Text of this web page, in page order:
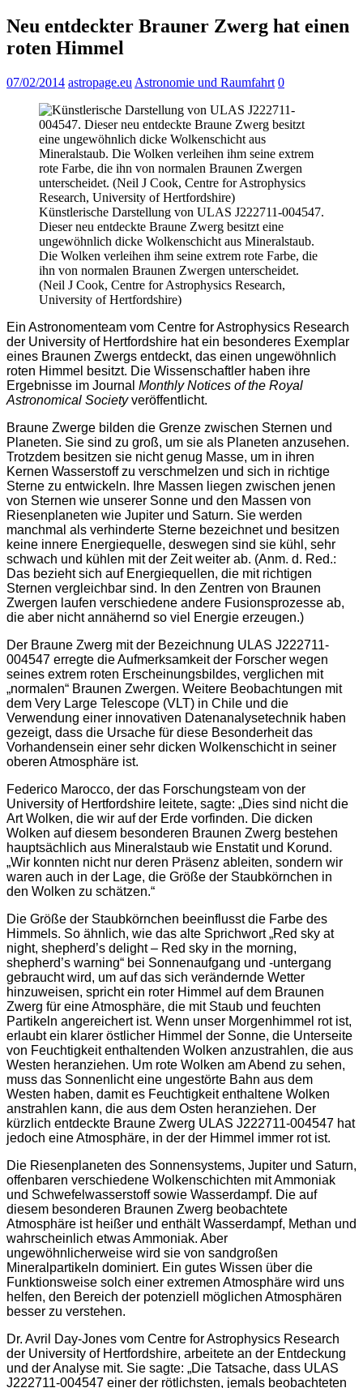
Neu entdeckter Brauner Zwerg hat einen
roten Himmel
07/02/2014 astropage.eu Astronomie und Raumfahrt 0
Künstlerische Darstellung von ULAS J222711-004547.
Dieser neu entdeckte Braune Zwerg besitzt eine
ungewöhnlich dicke Wolkenschicht aus Mineralstaub.
Die Wolken verleihen ihm seine extrem rote Farbe, die
ihn von normalen Braunen Zwergen unterscheidet.
(Neil J Cook, Centre for Astrophysics Research,
University of Hertfordshire)
Ein Astronomenteam vom Centre for Astrophysics Research
der University of Hertfordshire hat ein besonderes Exemplar
eines Braunen Zwergs entdeckt, das einen ungewöhnlich
roten Himmel besitzt. Die Wissenschaftler haben ihre
Ergebnisse im Journal Monthly Notices of the Royal
Astronomical Societyveröffentlicht.
Braune Zwerge bilden die Grenze zwischen Sternen und
Planeten. Sie sind zu groß, um sie als Planeten anzusehen.
Trotzdem besitzen sie nicht genug Masse, um in ihren
Kernen Wasserstoff zu verschmelzen und sich in richtige
Sterne zu entwickeln. Ihre Massen liegen zwischen jenen
von Sternen wie unserer Sonne und den Massen von
Riesenplaneten wie Jupiter und Saturn. Sie werden
manchmal als verhinderte Sterne bezeichnet und besitzen
keine innere Energiequelle, deswegen sind sie kühl, sehr
schwach und kühlen mit der Zeit weiter ab. (Anm. d. Red.:
Das bezieht sich auf Energiequellen, die mit richtigen
Sternen vergleichbar sind. In den Zentren von Braunen
Zwergen laufen verschiedene andere Fusionsprozesse ab,
die aber nicht annähernd so viel Energie erzeugen.)
Der Braune Zwerg mit der Bezeichnung ULAS J222711-
004547 erregte die Aufmerksamkeit der Forscher wegen
seines extrem roten Erscheinungsbildes, verglichen mit
„normalen“ Braunen Zwergen. Weitere Beobachtungen mit
dem Very Large Telescope (VLT) in Chile und die
Verwendung einer innovativen Datenanalysetechnik haben
gezeigt, dass die Ursache für diese Besonderheit das
Vorhandensein einer sehr dicken Wolkenschicht in seiner
oberen Atmosphäre ist.
Federico Marocco, der das Forschungsteam von der
University of Hertfordshire leitete, sagte: „Dies sind nicht die
Art Wolken, die wir auf der Erde vorfinden. Die dicken
Wolken auf diesem besonderen Braunen Zwerg bestehen
hauptsächlich aus Mineralstaub wie Enstatit und Korund.
„Wir konnten nicht nur deren Präsenz ableiten, sondern wir
waren auch in der Lage, die Größe der Staubkörnchen in
den Wolken zu schätzen.“
Die Größe der Staubkörnchen beeinflusst die Farbe des
Himmels. So ähnlich, wie das alte Sprichwort „Red sky at
night, shepherd’s delight – Red sky in the morning,
shepherd’s warning“ bei Sonnenaufgang und -untergang
gebraucht wird, um auf das sich verändernde Wetter
hinzuweisen, spricht ein roter Himmel auf dem Braunen
Zwerg für eine Atmosphäre, die mit Staub und feuchten
Partikeln angereichert ist. Wenn unser Morgenhimmel rot ist,
erlaubt ein klarer östlicher Himmel der Sonne, die Unterseite
von Feuchtigkeit enthaltenden Wolken anzustrahlen, die aus
Westen heranziehen. Um rote Wolken am Abend zu sehen,
muss das Sonnenlicht eine ungestörte Bahn aus dem
Westen haben, damit es Feuchtigkeit enthaltene Wolken
anstrahlen kann, die aus dem Osten heranziehen. Der
kürzlich entdeckte Braune Zwerg ULAS J222711-004547 hat
jedoch eine Atmosphäre, in der der Himmel immer rot ist.
Die Riesenplaneten des Sonnensystems, Jupiter und Saturn,
offenbaren verschiedene Wolkenschichten mit Ammoniak
und Schwefelwasserstoff sowie Wasserdampf. Die auf
diesem besonderen Braunen Zwerg beobachtete
Atmosphäre ist heißer und enthält Wasserdampf, Methan und
wahrscheinlich etwas Ammoniak. Aber
ungewöhnlicherweise wird sie von sandgroßen
Mineralpartikeln dominiert. Ein gutes Wissen über die
Funktionsweise solch einer extremen Atmosphäre wird uns
helfen, den Bereich der potenziell möglichen Atmosphären
besser zu verstehen.
Dr. Avril Day-Jones vom Centre for Astrophysics Research
der University of Hertfordshire, arbeitete an der Entdeckung
und der Analyse mit. Sie sagte: „Die Tatsache, dass ULAS
J222711-004547 einer der rötlichsten, jemals beobachteten